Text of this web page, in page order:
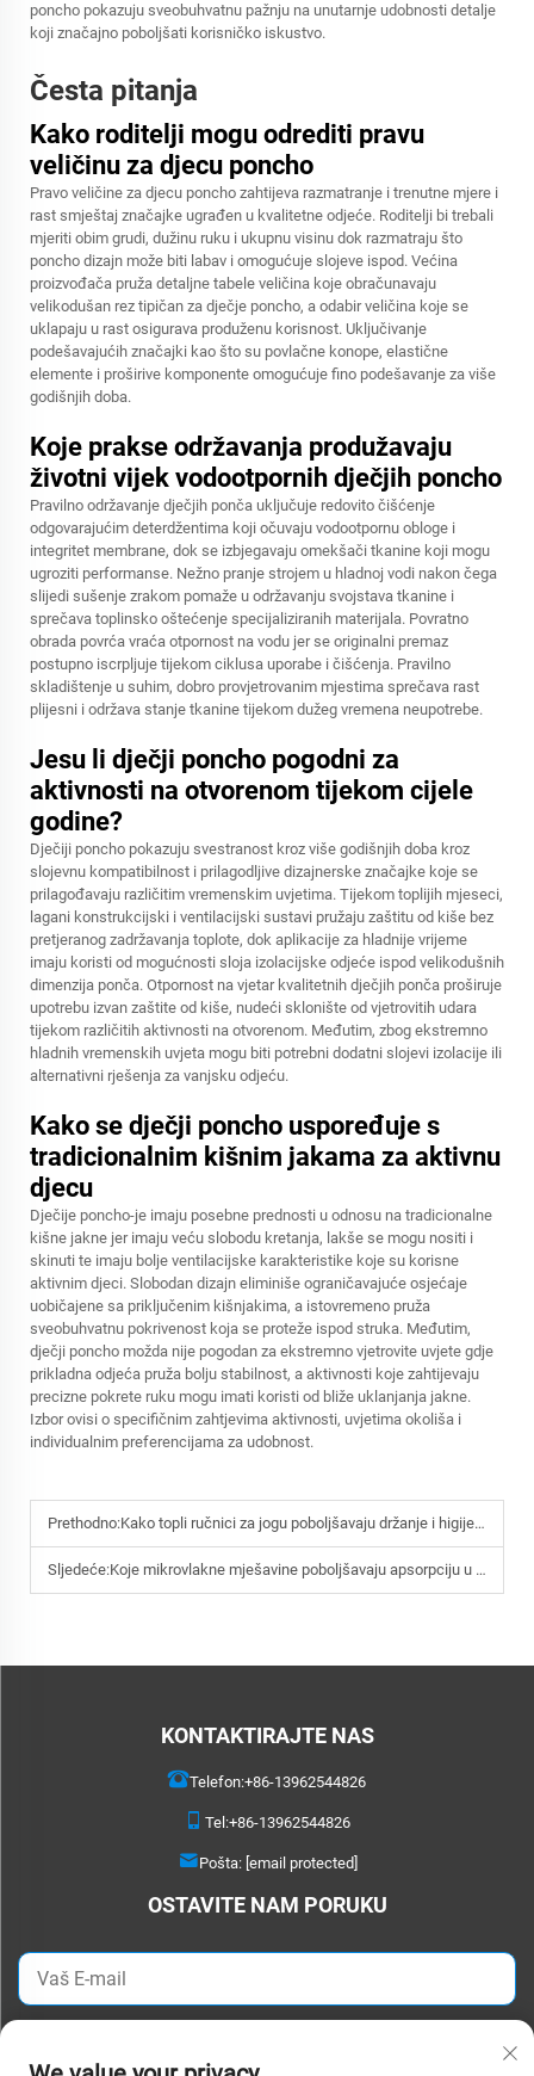
poncho pokazuju sveobuhvatnu pažnju na unutarnje udobnosti detalje
koji značajno poboljšati korisničko iskustvo.
Česta pitanja
Kako roditelji mogu odrediti pravu
veličinu za djecu poncho
Pravo veličine za djecu poncho zahtijeva razmatranje i trenutne mjere i
rast smještaj značajke ugrađen u kvalitetne odjeće. Roditelji bi trebali
mjeriti obim grudi, dužinu ruku i ukupnu visinu dok razmatraju što
poncho dizajn može biti labav i omogućuje slojeve ispod. Većina
proizvođača pruža detaljne tabele veličina koje obračunavaju
velikodušan rez tipičan za dječje poncho, a odabir veličina koje se
uklapaju u rast osigurava produženu korisnost. Uključivanje
podešavajućih značajki kao što su povlačne konope, elastične
elemente i proširive komponente omogućuje fino podešavanje za više
godišnjih doba.
Koje prakse održavanja produžavaju
životni vijek vodootpornih dječjih poncho
Pravilno održavanje dječjih ponča uključuje redovito čišćenje
odgovarajućim deterdžentima koji očuvaju vodootpornu obloge i
integritet membrane, dok se izbjegavaju omekšači tkanine koji mogu
ugroziti performanse. Nežno pranje strojem u hladnoj vodi nakon čega
slijedi sušenje zrakom pomaže u održavanju svojstava tkanine i
sprečava toplinsko oštećenje specijaliziranih materijala. Povratno
obrada povrća vraća otpornost na vodu jer se originalni premaz
postupno iscrpljuje tijekom ciklusa uporabe i čišćenja. Pravilno
skladištenje u suhim, dobro provjetrovanim mjestima sprečava rast
plijesni i održava stanje tkanine tijekom dužeg vremena neupotrebe.
Jesu li dječji poncho pogodni za
aktivnosti na otvorenom tijekom cijele
godine?
Dječiji poncho pokazuju svestranost kroz više godišnjih doba kroz
slojevnu kompatibilnost i prilagodljive dizajnerske značajke koje se
prilagođavaju različitim vremenskim uvjetima. Tijekom toplijih mjeseci,
lagani konstrukcijski i ventilacijski sustavi pružaju zaštitu od kiše bez
pretjeranog zadržavanja toplote, dok aplikacije za hladnije vrijeme
imaju koristi od mogućnosti sloja izolacijske odjeće ispod velikodušnih
dimenzija ponča. Otpornost na vjetar kvalitetnih dječjih ponča proširuje
upotrebu izvan zaštite od kiše, nudeći sklonište od vjetrovitih udara
tijekom različitih aktivnosti na otvorenom. Međutim, zbog ekstremno
hladnih vremenskih uvjeta mogu biti potrebni dodatni slojevi izolacije ili
alternativni rješenja za vanjsku odjeću.
Kako se dječji poncho uspoređuje s
tradicionalnim kišnim jakama za aktivnu
djecu
Dječije poncho-je imaju posebne prednosti u odnosu na tradicionalne
kišne jakne jer imaju veću slobodu kretanja, lakše se mogu nositi i
skinuti te imaju bolje ventilacijske karakteristike koje su korisne
aktivnim djeci. Slobodan dizajn eliminiše ograničavajuće osjećaje
uobičajene sa priključenim kišnjakima, a istovremeno pruža
sveobuhvatnu pokrivenost koja se proteže ispod struka. Međutim,
dječji poncho možda nije pogodan za ekstremno vjetrovite uvjete gdje
prikladna odjeća pruža bolju stabilnost, a aktivnosti koje zahtijevaju
precizne pokrete ruku mogu imati koristi od bliže uklanjanja jakne.
Izbor ovisi o specifičnim zahtjevima aktivnosti, uvjetima okoliša i
individualnim preferencijama za udobnost.
Prethodno:Kako topli ručnici za jogu poboljšavaju držanje i higijenu tijekom intenzivnih sesija vježbanja?
Sljedeće:Koje mikrovlakne mješavine poboljšavaju apsorpciju u putničkim ručnicima za često leteće?
KONTAKTIRAJTE NAS
Telefon:+86-13962544826
Tel:+86-13962544826
Pošta: [email protected]
OSTAVITE NAM PORUKU